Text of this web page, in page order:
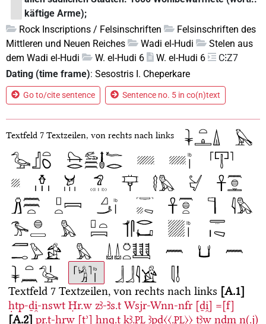
käftige Arme);
Rock Inscriptions / Felsinschriften
Felsinschriften des
Mittleren und Neuen Reiches
Wadi el-Hudi
Stelen aus
dem Wadi el-Hudi
W. el-Hudi 6 W. el-Hudi 6
C⁝Z7
Dating (time frame): Sesostris I. Cheperkare
Go to/cite sentence Sentence no. 5 in co(n)text
Textfeld 7 Textzeilen, von rechts nach links
Textfeld 7 Textzeilen, von rechts nach links A.1
ḥtp-ḏi̯-nswt Ḥr.w zꜣ-Ꜣs.t Wsjr-Wnn-nfr [ḏi̯] =[f]
A.2 pr.t-ḫrw [tʾ] ḥnq.t kꜣ.PL ꜣpd〈〈.PL〉〉 ṯꜣw nḏm n(.j)